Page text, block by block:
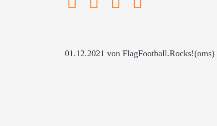
01.12.2021 von FlagFootball.Rocks!(oms)